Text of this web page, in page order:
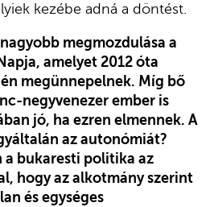
kezébe adná a döntést.
megmozdulása a
amelyet 2012 óta
megünnepelnek. Míg bő
negyvenezer ember is
jó, ha ezren elmennek. A
az autonómiát?
a bukaresti politika az
hogy az alkotmány szerint
és egységes